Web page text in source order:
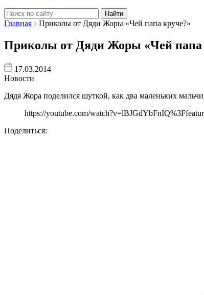
Найти:
Главная
Приколы от Дяди Жоры «Чей папа круче?»
Приколы от Дяди Жоры «Чей папа
17.03.2014
Новости
Дядя Жора поделился шуткой, как два маленьких
https://youtube.com/
Поделиться: